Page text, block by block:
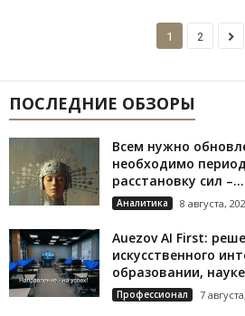
1 2
ПОСЛЕДНИЕ ОБЗОРЫ
Всем нужно
необходимо
расстановку сил –...
Аналитика 8 августа,
Auezov AI First:
искусственного
образовании,
Профессионал 7